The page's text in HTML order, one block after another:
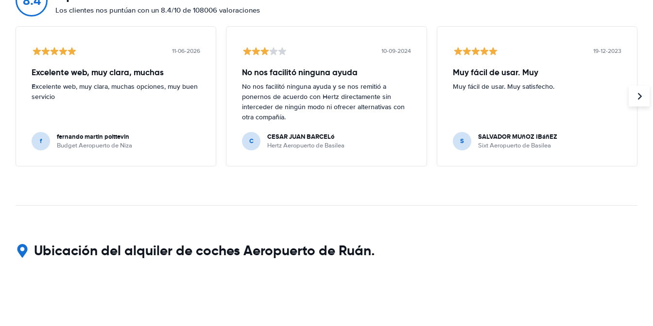
Los clientes nos puntúan con un 8.4/10 de 108006 valoraciones
11-06-2026
Excelente web, muy clara, muchas
Excelente web, muy clara, muchas opciones, muy buen
servicio
f fernando martin poittevin
Budget Aeropuerto de Niza
10-09-2024
No nos facilitó ninguna ayuda
No nos facilitó ninguna ayuda y se nos remitió a
ponernos de acuerdo con Hertz directamente sin
interceder de ningún modo ni ofrecer alternativas con
otra compañía.
C CESAR JUAN BARCELó
Hertz Aeropuerto de Basilea
19-12-2023
Muy fácil de usar. Muy
Muy fácil de usar. Muy satisfecho.
S SALVADOR MUñOZ IBáñEZ
Sixt Aeropuerto de Basilea
Ubicación del alquiler de coches Aeropuerto de Ruán.